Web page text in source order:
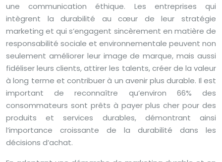
une communication éthique. Les entreprises qui
intègrent la durabilité au cœur de leur stratégie
marketing et qui s’engagent sincèrement en matière de
responsabilité sociale et environnementale peuvent non
seulement améliorer leur image de marque, mais aussi
fidéliser leurs clients, attirer les talents, créer de la valeur
à long terme et contribuer à un avenir plus durable. Il est
important de reconnaître qu’environ 66% des
consommateurs sont prêts à payer plus cher pour des
produits et services durables, démontrant ainsi
l’importance croissante de la durabilité dans les
décisions d’achat.